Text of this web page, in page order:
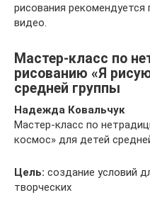
рисования
видео.
Мастер-класс по
рисованию «Я
средней группы
Надежда Ковальчук
Мастер-класс по
космос» для детей
Цель: создание условий
творческих